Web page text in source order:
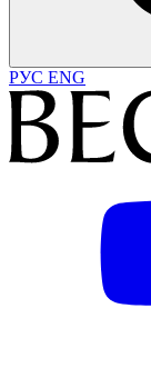
РУС ENG